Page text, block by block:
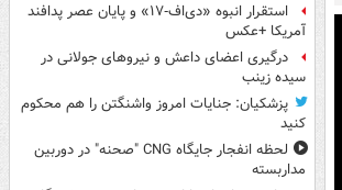
استقرار انبوه «دی‌اف‑۱۷» و پایان عصر پدافند
آمریکا +عکس
درگیری اعضای داعش و نیروهای جولانی در
سیده زینب
پزشکیان: جنایات امروز واشنگتن را هم محکوم
کنید
لحظه انفجار جایگاه CNG "صحنه" در دوربین
مداربسته